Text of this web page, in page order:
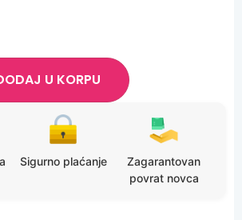
U KORPU
Sigurno plaćanje
Zagarantovan
povrat novca